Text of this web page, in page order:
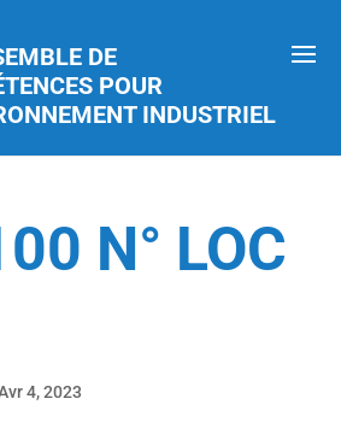
DE
POUR
INDUSTRIEL
N° LOC
4, 2023